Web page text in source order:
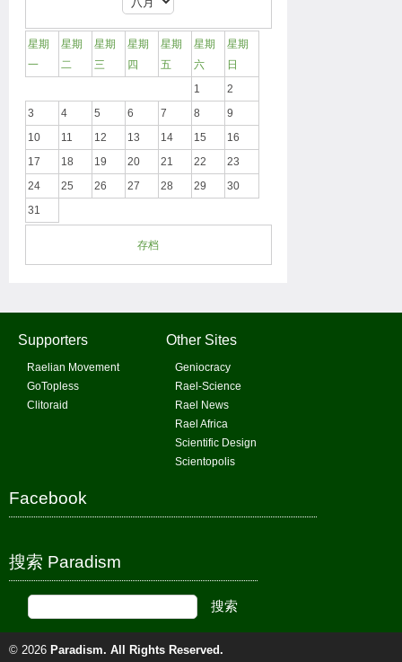
星期
一
星期
二
星期
三
星期
四
星期
五
星期
六
星期
日
1
2
3
4 5 6 7 8
9
10
11 12 13 14 15
16
17
18 19 20 21 22
23
24
25 26 27 28 29
30
31
存档
Supporters
Raelian Movement
GoTopless
Clitoraid
Other Sites
Geniocracy
Rael-Science
Rael News
Rael Africa
Scientific Design
Scientopolis
Facebook
搜索 Paradism
© 2026 Paradism. All Rights Reserved.